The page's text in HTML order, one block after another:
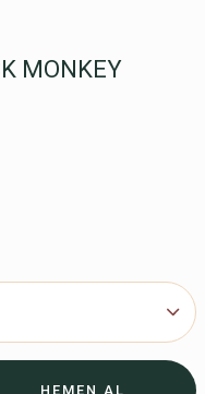
MONKEY
HEMEN AL